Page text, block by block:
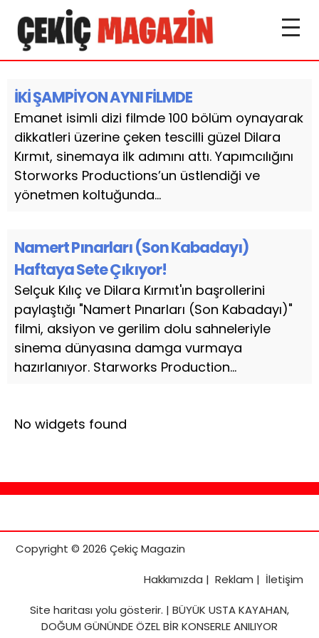
İKİ ŞAMPİYON AYNI FİLMDE
Emanet isimli dizi filmde 100 bölüm oynayarak
dikkatleri üzerine çeken tescilli güzel Dilara
Kırmıt, sinemaya ilk adımını attı. Yapımcılığını
Storworks Productions’un üstlendiği ve
yönetmen koltuğunda...
Namert Pınarları (Son Kabadayı)
Haftaya Sete Çıkıyor!
Selçuk Kılıç ve Dilara Kırmıt'ın başrollerini
paylaştığı "Namert Pınarları (Son Kabadayı)"
filmi, aksiyon ve gerilim dolu sahneleriyle
sinema dünyasına damga vurmaya
hazırlanıyor. Starworks Production...
No widgets found
Copyright © 2026 Çekiç Magazin
Hakkımızda | Reklam | İletişim
Site haritasıyolu gösterir. | BÜYÜK USTA KAYAHAN,
DOĞUM GÜNÜNDE ÖZEL BİR KONSERLE ANILIYOR